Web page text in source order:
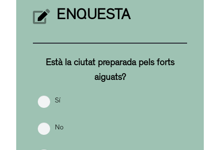
ENQUESTA
Està la ciutat preparada pels forts
aiguats?
Sí
No